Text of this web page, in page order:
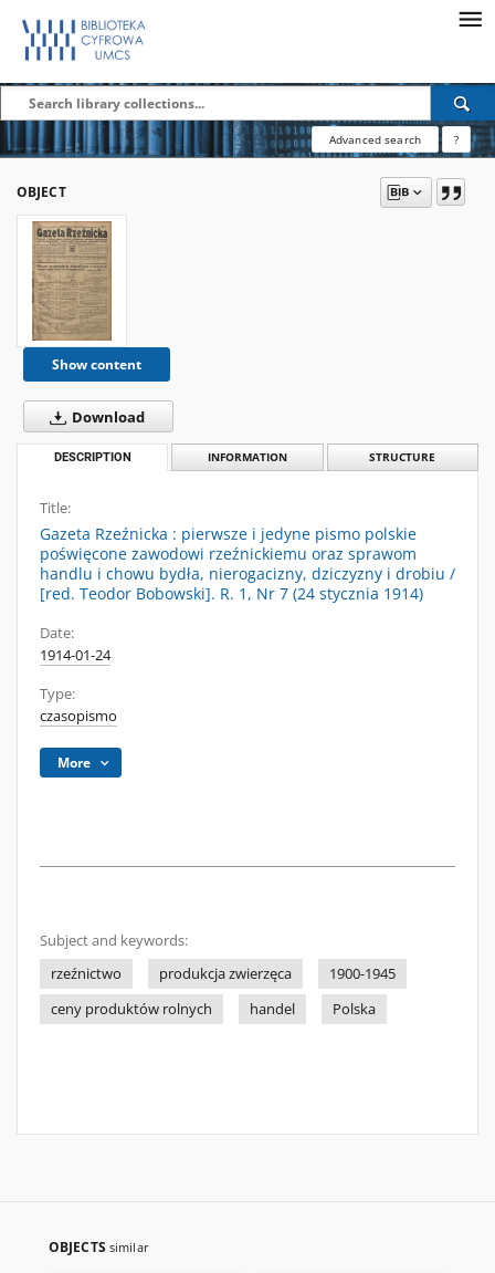
Advanced search ?
OBJECT
Show content
Download
DESCRIPTION INFORMATION STRUCTURE
Title:
Gazeta Rzeźnicka : pierwsze i jedyne pismo polskie
poświęcone zawodowi rzeźnickiemu oraz sprawom
handlu i chowu bydła, nierogacizny, dziczyzny i drobiu /
[red. Teodor Bobowski]. R. 1, Nr 7 (24 stycznia 1914)
Date:
1914-01-24
Type:
czasopismo
More
Subject and keywords:
rzeźnictwo
produkcja zwierzęca
1900-1945
ceny produktów rolnych
handel Polska
OBJECTS similar